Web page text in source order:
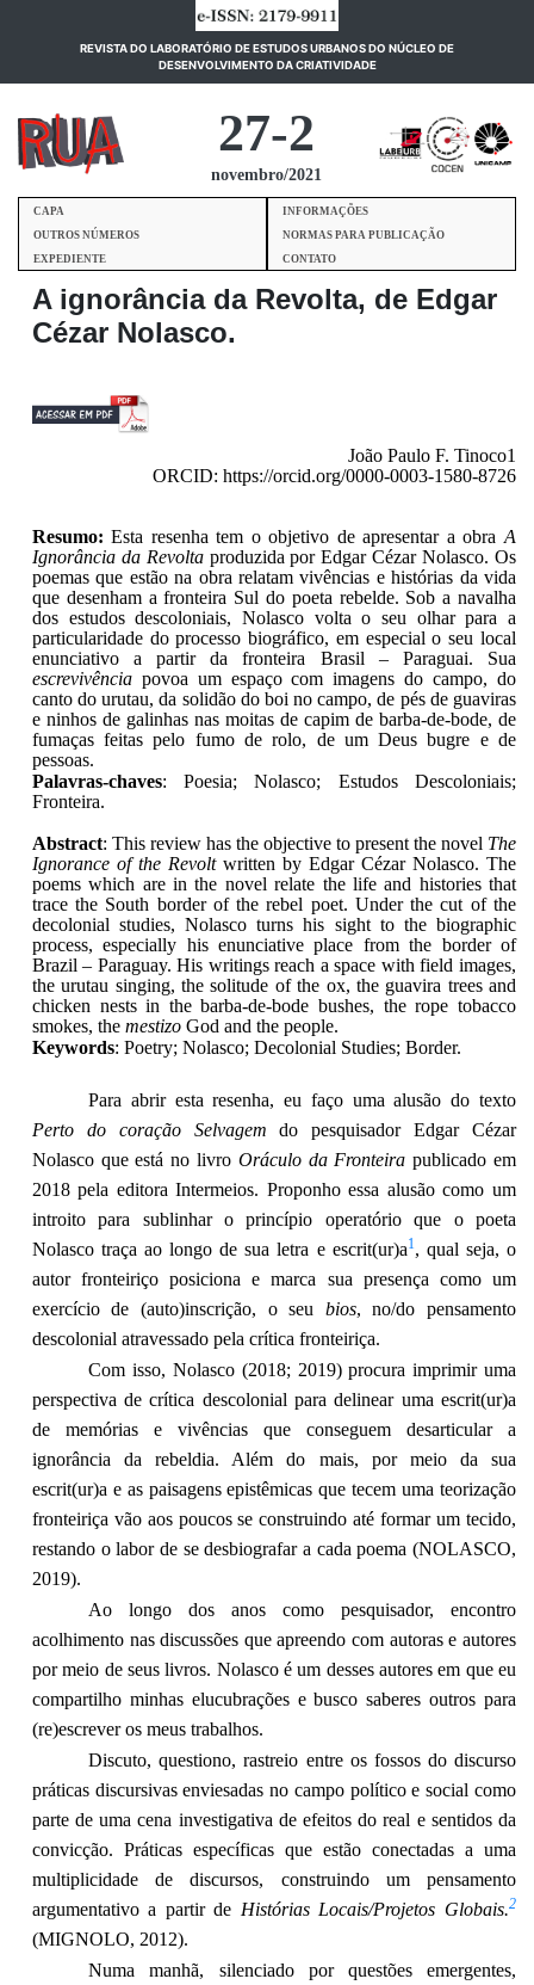
REVISTA DO LABORATÓRIO DE ESTUDOS URBANOS DO NÚCLEO DE
DESENVOLVIMENTO DA CRIATIVIDADE(current)
27-2
novembro/2021
CAPA
INFORMAÇÕES
OUTROS NÚMEROS
NORMAS PARA PUBLICAÇÃO
EXPEDIENTE
CONTATO
A ignorância da Revolta, de Edgar
Cézar Nolasco.
João Paulo F. Tinoco1
ORCID: https://orcid.org/0000-0003-1580-8726
Resumo:Esta resenha tem o objetivo de apresentar a obraA
Ignorância da Revolta produzida por Edgar Cézar Nolasco. Os
poemas que estão na obra relatam vivências e histórias da vida
que desenham a fronteira Sul do poeta rebelde. Sob a navalha
dos estudos descoloniais, Nolasco volta o seu olhar para a
particularidade do processo biográfico, em especial o seu local
enunciativo a partir da fronteira Brasil – Paraguai. Sua
escrevivênciapovoa um espaço com imagens do campo, do
canto do urutau, da solidão do boi no campo, de pés de guaviras
e ninhos de galinhas nas moitas de capim de barba-de-bode, de
fumaças feitas pelo fumo de rolo, de um Deus bugre e de
pessoas.
Palavras-chaves: Poesia; Nolasco; Estudos Descoloniais;
Fronteira.
Abstract: This review has the objective to present the novel The
Ignorance of the Revoltwritten by Edgar Cézar Nolasco. The
poems which are in the novel relate the life and histories that
trace the South border of the rebel poet. Under the cut of the
decolonial studies, Nolasco turns his sight to the biographic
process, especially his enunciative place from the border of
Brazil – Paraguay. His writings reach a space with field images,
the urutau singing, the solitude of the ox, the guavira trees and
chicken nests in the barba-de-bode bushes, the rope tobacco
smokes, the mestizoGod and the people.
Keywords: Poetry; Nolasco; Decolonial Studies; Border.
Para abrir esta resenha, eu faço uma alusão do texto
Perto do coração Selvagem do pesquisador Edgar Cézar
Nolasco que está no livro Oráculo da Fronteira publicado em
2018 pela editora Intermeios. Proponho essa alusão como um
introito para sublinhar o princípio operatório que o poeta
Nolasco traça ao longo de sua letra e escrit(ur)a1, qual seja, o
autor fronteiriço posiciona e marca sua presença como um
exercício de (auto)inscrição, o seu bios, no/do pensamento
descolonial atravessado pela crítica fronteiriça.
Com isso, Nolasco (2018; 2019) procura imprimir uma
perspectiva de crítica descolonial para delinear uma escrit(ur)a
de memórias e vivências que conseguem desarticular a
ignorância da rebeldia. Além do mais, por meio da sua
escrit(ur)a e as paisagens epistêmicas que tecem uma teorização
fronteiriça vão aos poucos se construindo até formar um tecido,
restando o labor de se desbiografar a cada poema (NOLASCO,
2019).
Ao longo dos anos como pesquisador, encontro
acolhimento nas discussões que apreendo com autoras e autores
por meio de seus livros. Nolasco é um desses autores em que eu
compartilho minhas elucubrações e busco saberes outros para
(re)escrever os meus trabalhos.
Discuto, questiono, rastreio entre os fossos do discurso
práticas discursivas enviesadas no campo político e social como
parte de uma cena investigativa de efeitos do real e sentidos da
convicção. Práticas específicas que estão conectadas a uma
multiplicidade de discursos, construindo um pensamento
argumentativo a partir de Histórias Locais/Projetos Globais.2
(MIGNOLO, 2012).
Numa manhã, silenciado por questões emergentes,